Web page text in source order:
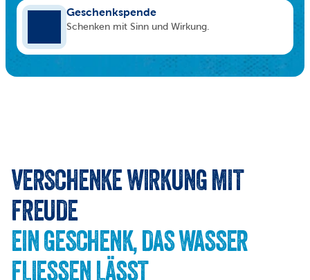
Geschenkspende
Schenken mit Sinn und Wirkung.
VERSCHENKE WIRKUNG MIT
FREUDE
EIN GESCHENK, DAS WASSER
FLIESSEN LÄSST